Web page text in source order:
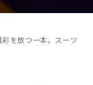
を放つ一本。スーツ